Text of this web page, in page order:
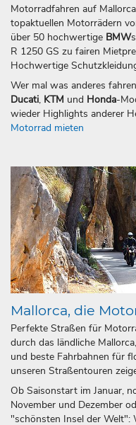
Motorradfahren auf
topaktuellen Motorrädern
über 50 hochwertige BMW
R 1250 GS zu fairen
Hochwertige
Wer mal was anderes
Ducati, KTM und Honda-
wieder Highlights anderer
Motorrad mieten
Mallorca, die
Perfekte Straßen für
durch das ländliche
und beste Fahrbahnen für
unseren Straßentouren
Ob Saisonstart im Januar,
November und Dezember
"schönsten Insel der Welt":